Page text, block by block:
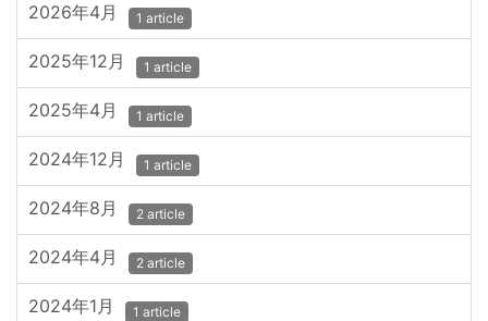
2026年4月 1 article
2025年12月 1 article
2025年4月 1 article
2024年12月 1 article
2024年8月 2 article
2024年4月 2 article
2024年1月 1 article